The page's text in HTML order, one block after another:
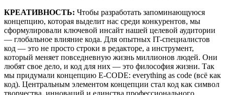
КРЕАТИВНОСТЬ: Чтобы разработать запоминающуюся
концепцию, которая выделит нас среди конкурентов, мы
сформулировали ключевой инсайт нашей целевой аудитории
— глобальное влияние кода. Для опытных IT-специалистов
код — это не просто строки в редакторе, а инструмент,
который меняет повседневную жизнь миллионов людей. Они
любят свое дело, и код для них — это философия жизни. Так
мы придумали концепцию E-CODE: everything as code (всё как
код). Центральным элементом концепции стал код как символ
творчества, инноваций и единства профессионального